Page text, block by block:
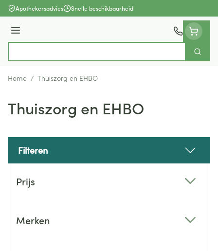
Ga naar de inhoud
Apothekersadvies Snelle beschikbaarheid
Menu
Zoek
Home / Thuiszorg en EHBO
Thuiszorg en EHBO
Filteren
Prijs
Merken